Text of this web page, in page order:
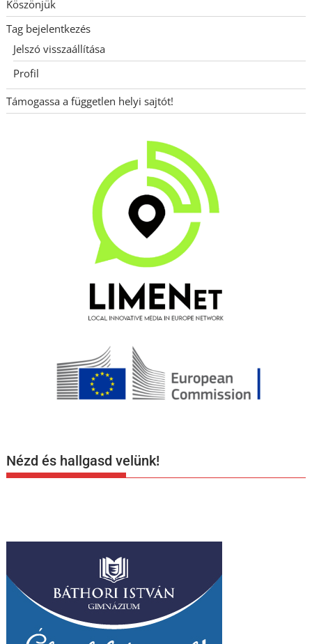
Köszönjük
Tag bejelentkezés
Jelszó visszaállítása
Profil
Támogassa a független helyi sajtót!
Nézd és hallgasd velünk!